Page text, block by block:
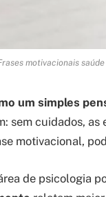
motivacionais
um simples
sem cuidados,
motivacional,
de psicologia